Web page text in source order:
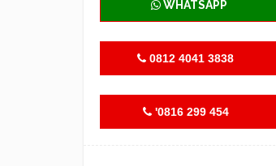
WHATSAPP
0812 4041 3838
'0816 299 454